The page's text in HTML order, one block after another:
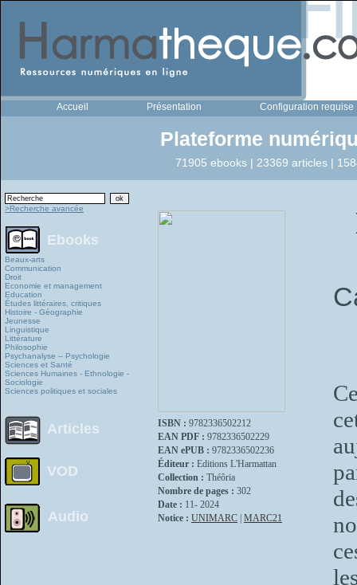
Accueil Présentation Configuration requise
Plateforme
71905 ebooks | 23369 articles |
>Recherche avancée
Ebooks
Beaux-arts
Communication
Droit
Economie et management
Education
Études littéraires, critiques
Histoire - Géographie
Jeunesse
Linguistique
Littérature
Philosophie
Psychanalyse – Psychologie
Sciences et Santé
Sciences Humaines - Ethnologie -
Sociologie
Sciences politiques et sociales
Articles
VOD
Audio
ISBN : 9782336502212
EAN PDF : 9782336502229
EAN ePUB : 9782336502236
Éditeur : Editions L'Harmattan
Collection : Théôria
Nombre de pages : 302
Date : 11- 2024
Notice : UNIMARC MARC21